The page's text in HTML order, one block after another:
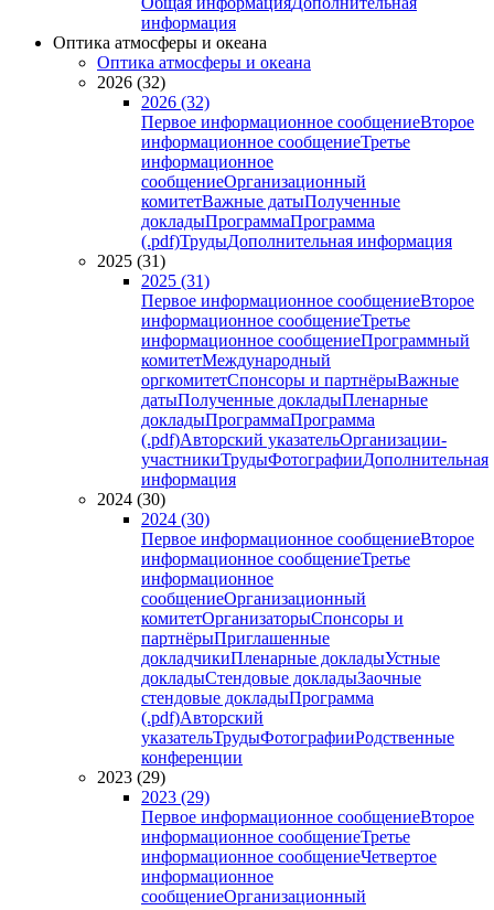
информация
Оптика атмосферы и океана
Оптика атмосферы и океана
2026 (32)
2026 (32)
Первое информационное сообщениеВторое
информационное сообщениеТретье
информационное
сообщениеОрганизационный
комитетВажные датыПолученные
докладыПрограммаПрограмма
(.pdf)ТрудыДополнительная информация
2025 (31)
2025 (31)
Первое информационное сообщениеВторое
информационное сообщениеТретье
информационное сообщениеПрограммный
комитетМеждународный
оргкомитетСпонсоры и партнёрыВажные
датыПолученные докладыПленарные
докладыПрограммаПрограмма
(.pdf)Авторский указательОрганизации-
участникиТрудыФотографииДополнительная
информация
2024 (30)
2024 (30)
Первое информационное сообщениеВторое
информационное сообщениеТретье
информационное
сообщениеОрганизационный
комитетОрганизаторыСпонсоры и
партнёрыПриглашенные
докладчикиПленарные докладыУстные
докладыСтендовые докладыЗаочные
стендовые докладыПрограмма
(.pdf)Авторский
указательТрудыФотографииРодственные
конференции
2023 (29)
2023 (29)
Первое информационное сообщениеВторое
информационное сообщениеТретье
информационное сообщениеЧетвертое
информационное
сообщениеОрганизационный